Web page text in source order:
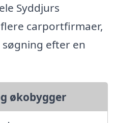
Syddjurs
carportfirmaer,
efter en
økobygger